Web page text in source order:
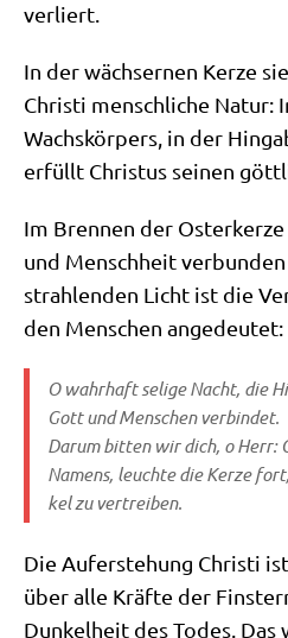
verliert.
In der wäch­ser­nen Ker­ze
Chri­sti mensch­li­che Natur:
Wachs­kör­pers, in der
erfüllt Chri­stus sei­nen
Im Bren­nen der
und Mensch­heit
strah­len­den Licht ist die
den Men­schen angedeutet:
O wahr­haft seli­ge Nacht, die
Gott und Men­schen verbindet.
Dar­um bit­ten wir dich, o Herr:
Namens, leuch­te die Ker­ze
kel zu vertreiben.
Die Auf­er­ste­hung Chri­sti
über alle Kräf­te der
Dun­kel­heit des Todes.